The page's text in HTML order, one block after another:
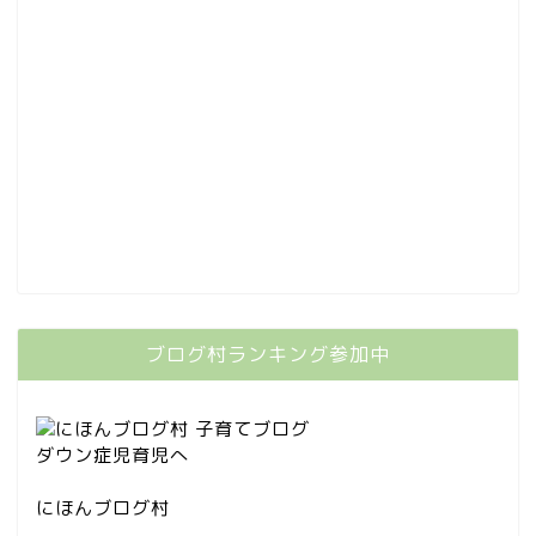
ブログ村ランキング参加中
にほんブログ村